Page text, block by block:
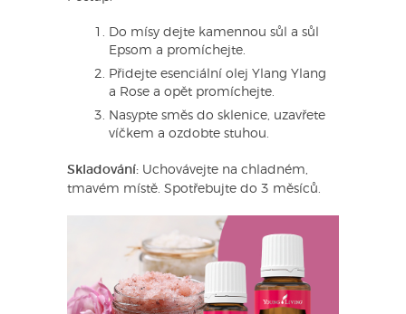
Do mísy dejte kamennou sůl a sůl
Epsom a promíchejte.
Přidejte esenciální olej Ylang Ylang
a Rose a opět promíchejte.
Nasypte směs do sklenice, uzavřete
víčkem a ozdobte stuhou.
Skladování: Uchovávejte na chladném,
tmavém místě. Spotřebujte do 3 měsíců.